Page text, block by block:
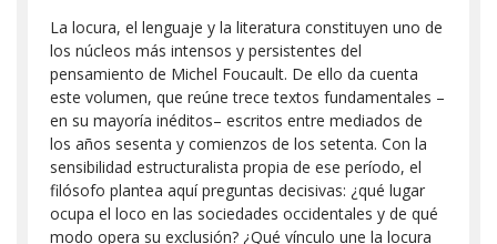
La locura, el lenguaje y la literatura constituyen uno de
los núcleos más intensos y persistentes del
pensamiento de Michel Foucault. De ello da cuenta
este volumen, que reúne trece textos fundamentales –
en su mayoría inéditos– escritos entre mediados de
los años sesenta y comienzos de los setenta. Con la
sensibilidad estructuralista propia de ese período, el
filósofo plantea aquí preguntas decisivas: ¿qué lugar
ocupa el loco en las sociedades occidentales y de qué
modo opera su exclusión? ¿Qué vínculo une la locura